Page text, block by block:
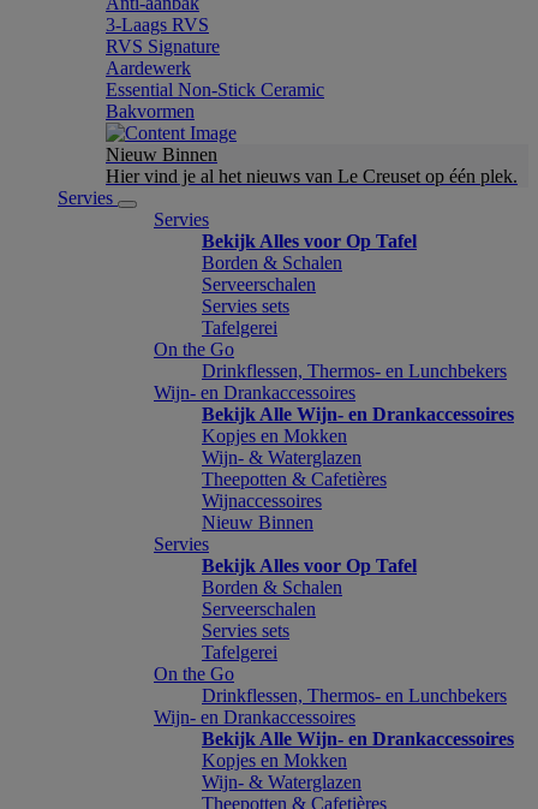
3-Laags RVS
RVS Signature
Aardewerk
Essential Non-Stick Ceramic
Bakvormen
Nieuw Binnen
Hier vind je al het nieuws van Le Creuset op één plek.
Servies
Servies
Bekijk Alles voor Op Tafel
Borden & Schalen
Serveerschalen
Servies sets
Tafelgerei
On the Go
Drinkflessen, Thermos- en Lunchbekers
Wijn- en Drankaccessoires
Bekijk Alle Wijn- en Drankaccessoires
Kopjes en Mokken
Wijn- & Waterglazen
Theepotten & Cafetières
Wijnaccessoires
Nieuw Binnen
Servies
Bekijk Alles voor Op Tafel
Borden & Schalen
Serveerschalen
Servies sets
Tafelgerei
On the Go
Drinkflessen, Thermos- en Lunchbekers
Wijn- en Drankaccessoires
Bekijk Alle Wijn- en Drankaccessoires
Kopjes en Mokken
Wijn- & Waterglazen
Theepotten & Cafetières